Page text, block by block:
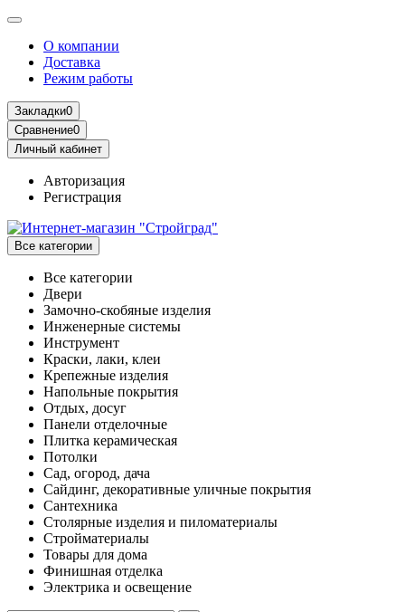
О компании
Доставка
Режим работы
Закладки0
Сравнение0
Личный кабинет
Авторизация
Регистрация
Все категории
Все категории
Двери
Замочно-скобяные изделия
Инженерные системы
Инструмент
Краски, лаки, клеи
Крепежные изделия
Напольные покрытия
Отдых, досуг
Панели отделочные
Плитка керамическая
Потолки
Сад, огород, дача
Сайдинг, декоративные уличные покрытия
Сантехника
Столярные изделия и пиломатериалы
Стройматериалы
Товары для дома
Финишная отделка
Электрика и освещение